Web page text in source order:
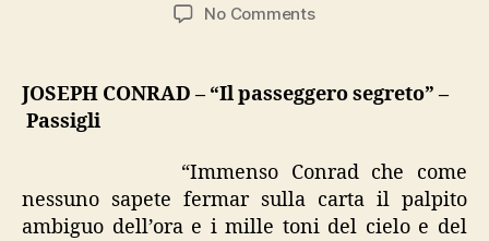
No Commentson
passeggero
segreto”
JOSEPH CONRAD – “Il passeggero segreto” –
Passigli
“Immenso Conrad che come
nessuno sapete fermar sulla carta il palpito
ambiguo dell’ora e i mille toni del cielo e del